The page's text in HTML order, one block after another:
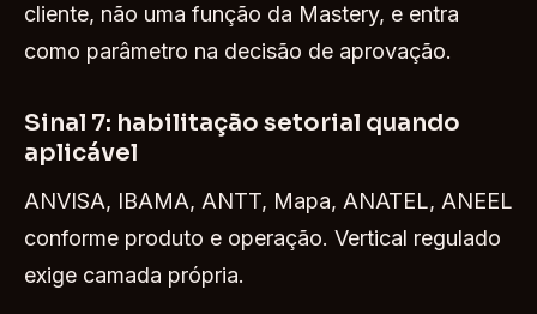
cliente, não uma função da Mastery, e entra
como parâmetro na decisão de aprovação.
Sinal 7: habilitação setorial quando
aplicável
ANVISA, IBAMA, ANTT, Mapa, ANATEL, ANEEL
conforme produto e operação. Vertical regulado
exige camada própria.